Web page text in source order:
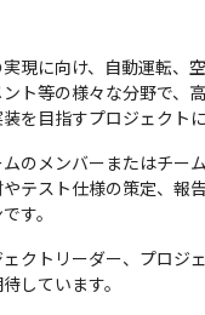
現に向け、自動運転、
ト等の様々な分野で、
を目指すプロジェクト
のメンバーまたはチー
テスト仕様の策定、報
す。
クトリーダー、プロジ
しています。